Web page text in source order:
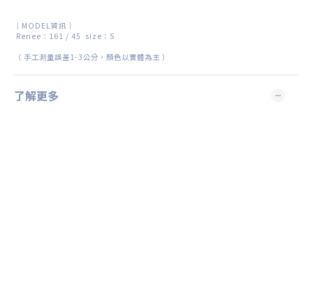
｜MODEL資訊｜
Renee：161 / 45 size ：S
（ 手工測量誤差1-3公分，顏色以實體為主 ）
了解更多